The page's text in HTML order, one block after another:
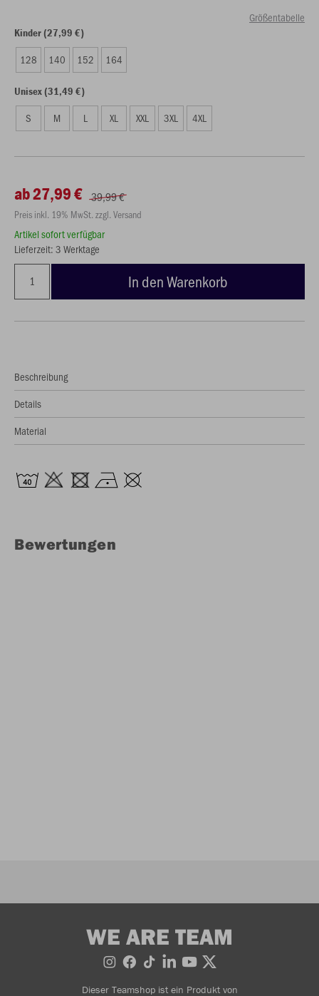
Größentabelle
Kinder (27,99 €)
128 140 152 164
Unisex (31,49 €)
S M L XL XXL 3XL 4XL
ab 27,99 € 39,99 €
Preis inkl. 19% MwSt. zzgl. Versand
Artikel sofort verfügbar
Lieferzeit: 3 Werktage
In den Warenkorb
Beschreibung
Details
Material
Bewertungen
WE ARE TEAM
Dieser Teamshop ist ein Produkt von